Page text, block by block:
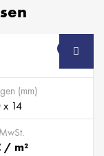
SB
(mm)
x 14
/ m²